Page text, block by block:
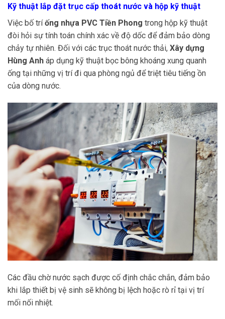
Kỹ thuật lắp đặt trục cấp thoát nước và hộp kỹ thuật
Việc bố tríống nhựa PVC Tiền Phong trong hộp kỹ thuật
đòi hỏi sự tính toán chính xác về độ dốc để đảm bảo dòng
chảy tự nhiên. Đối với các trục thoát nước thải, Xây dựng
Hùng Anh áp dụng kỹ thuật bọc bông khoáng xung quanh
ống tại những vị trí đi qua phòng ngủ để triệt tiêu tiếng ồn
của dòng nước.
Các đầu chờ nước sạch được cố định chắc chắn, đảm bảo
khi lắp thiết bị vệ sinh sẽ không bị lệch hoặc rò rỉ tại vị trí
mối nối nhiệt.